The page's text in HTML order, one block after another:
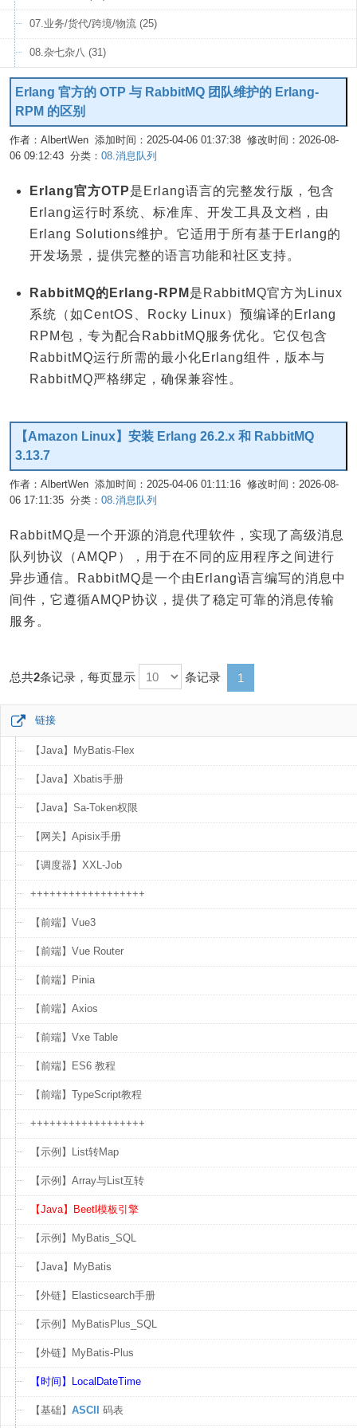
07.业务/货代/跨境/物流 (25)
08.杂七杂八 (31)
Erlang 官方的 OTP 与 RabbitMQ 团队维护的 Erlang-
RPM 的区别
作者：AlbertWen 添加时间：2025-04-06 01:37:38 修改时间：2026-08-
06 09:12:43 分类： 08.消息队列
Erlang官方OTP是Erlang语言的完整发行版，包含
Erlang运行时系统、标准库、开发工具及文档，由
Erlang Solutions维护。它适用于所有基于Erlang的
开发场景，提供完整的语言功能和社区支持。
RabbitMQ的Erlang-RPM 是RabbitMQ官方为Linux
系统（如CentOS、Rocky Linux）预编译的Erlang
RPM包，专为配合RabbitMQ服务优化。它仅包含
RabbitMQ运行所需的最小化Erlang组件，版本与
RabbitMQ严格绑定，确保兼容性。
【Amazon Linux】安装 Erlang 26.2.x 和 RabbitMQ
3.13.7
作者：AlbertWen 添加时间：2025-04-06 01:11:16 修改时间：2026-08-
06 17:11:35 分类： 08.消息队列
RabbitMQ是一个开源的消息代理软件，实现了高级消息
队列协议（AMQP），用于在不同的应用程序之间进行
异步通信。RabbitMQ是一个由Erlang语言编写的消息中
间件，它遵循AMQP协议，提供了稳定可靠的消息传输
服务。
总共2条记录，每页显示 条记录 1
链接
【Java】MyBatis-Flex
【Java】Xbatis手册
【Java】Sa-Token权限
【网关】Apisix手册
【调度器】XXL-Job
++++++++++++++++++
【前端】Vue3
【前端】Vue Router
【前端】Pinia
【前端】Axios
【前端】Vxe Table
【前端】ES6 教程
【前端】TypeScript教程
++++++++++++++++++
【示例】List转Map
【示例】Array与List互转
【Java】Beetl模板引擎
【示例】MyBatis_SQL
【Java】MyBatis
【外链】Elasticsearch手册
【示例】MyBatisPlus_SQL
【外链】MyBatis-Plus
【时间】LocalDateTime
【基础】 ASCII 码表